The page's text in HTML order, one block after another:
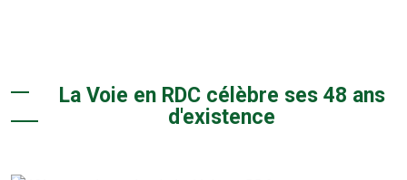
La Voie en RDC célèbre ses 48 ans
d'existence